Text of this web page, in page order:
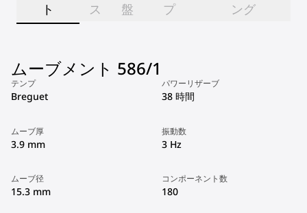
ト
ス
盤
プ
ング
ムーブメント 586/1
テンプ
Breguet
パワーリザーブ
38 時間
ムーブ厚
3.9 mm
振動数
3 Hz
ムーブ径
15.3 mm
コンポーネント数
180